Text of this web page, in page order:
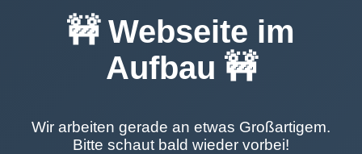
🚧 Webseite im
Aufbau 🚧
Wir arbeiten gerade an etwas Großartigem.
Bitte schaut bald wieder vorbei!